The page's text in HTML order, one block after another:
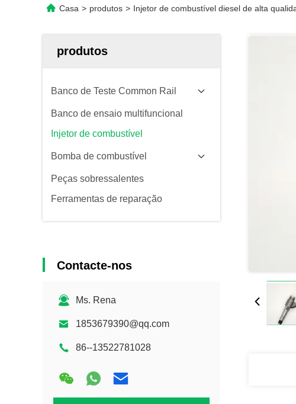
Casa > produtos > Injetor de combustível diesel de alta
produtos
Banco de Teste Common Rail
Banco de ensaio multifuncional
Injetor de combustível
Bomba de combustível
Peças sobressalentes
Ferramentas de reparação
Contacte-nos
Ms. Rena
1853679390@qq.com
86--13522781028